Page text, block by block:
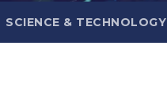
SCIENCE & TECHNOLOGY